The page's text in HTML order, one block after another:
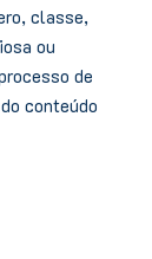
classe,
ou
de
conteúdo